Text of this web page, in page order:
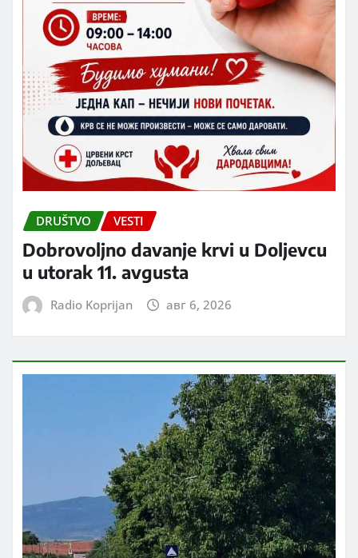
DRUŠTVO VESTI
Dobrovoljno davanje krvi u Doljevcu
u utorak 11. avgusta
Radio Koprijan авг 6, 2026